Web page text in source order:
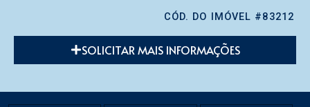
CÓD. DO IMÓVEL #83212
SOLICITAR MAIS INFORMAÇÕES